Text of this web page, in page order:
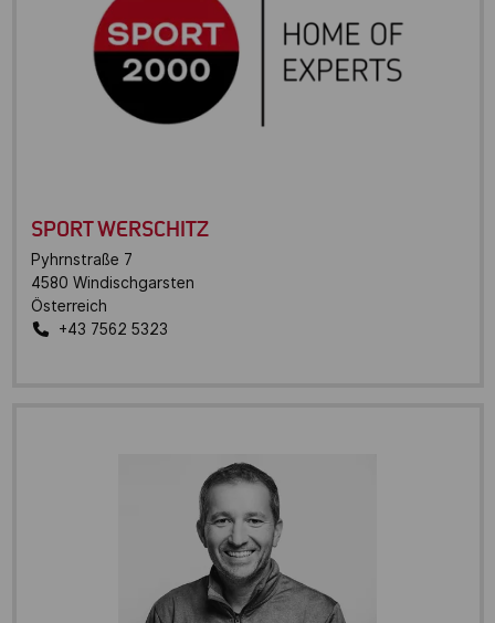
SPORT WERSCHITZ
Pyhrnstraße 7
4580 Windischgarsten
Österreich
+43 7562 5323